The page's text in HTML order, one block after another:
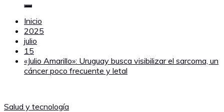
Inicio
2025
julio
15
«Julio Amarillo»: Uruguay busca visibilizar el sarcoma, un
cáncer poco frecuente y letal
Salud y tecnología